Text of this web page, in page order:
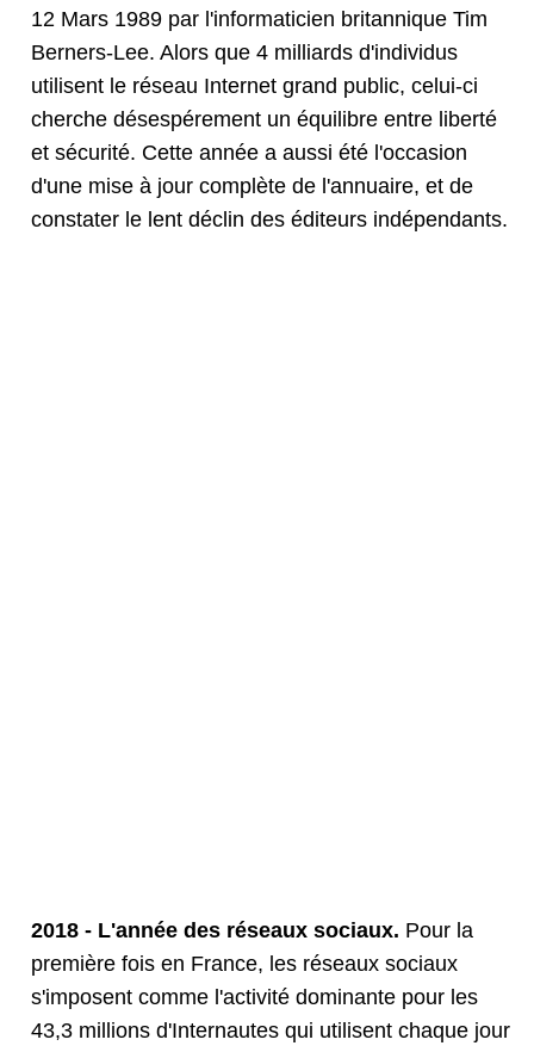
12 Mars 1989 par l'informaticien britannique Tim
Berners-Lee. Alors que 4 milliards d'individus
utilisent le réseau Internet grand public, celui-ci
cherche désespérement un équilibre entre liberté
et sécurité. Cette année a aussi été l'occasion
d'une mise à jour complète de l'annuaire, et de
constater le lent déclin des éditeurs indépendants.
2018 - L'année des réseaux sociaux. Pour la
première fois en France, les réseaux sociaux
s'imposent comme l'activité dominante pour les
43,3 millions d'Internautes qui utilisent chaque jour